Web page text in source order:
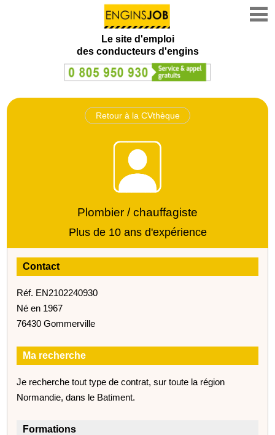
Le site d'emploi
des conducteurs d'engins
Retour à la CVthèque
Plombier / chauffagiste
Plus de 10 ans d'expérience
Contact
Réf. EN2102240930
Né en 1967
76430 Gommerville
Ma recherche
Je recherche tout type de contrat, sur toute la région
Normandie, dans le Batiment.
Formations